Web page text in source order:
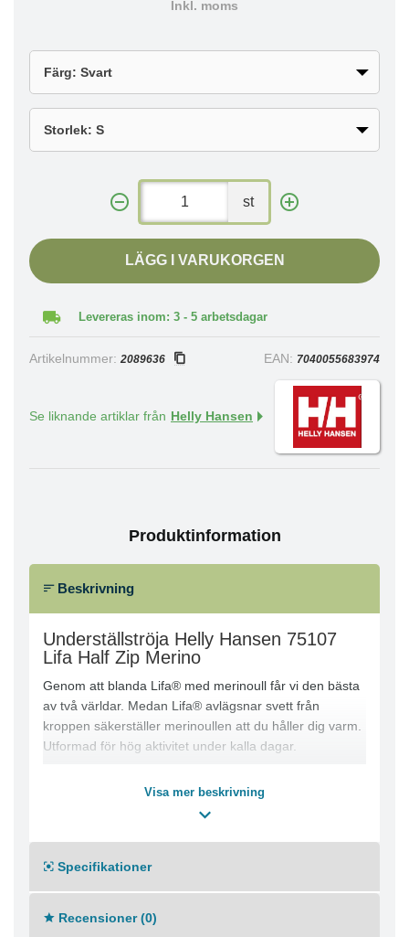
Inkl. moms
st
LÄGG I VARUKORGEN
Levereras inom: 3 - 5 arbetsdagar
Artikelnummer: 2089636 EAN: 7040055683974
Se liknande artiklar från Helly Hansen
Produktinformation
Beskrivning
Underställströja Helly Hansen 75107
Lifa Half Zip Merino
Genom att blanda Lifa® med merinoull får vi den bästa
av två världar. Medan Lifa® avlägsnar svett från
kroppen säkerställer merinoullen att du håller dig varm.
Utformad för hög aktivitet under kalla dagar.
Lifa Stay Warm-teknik
Inga axelsömmar
ZQ Ull
Merinoull 57%
Visa mer beskrivning
Specifikationer
Recensioner (0)